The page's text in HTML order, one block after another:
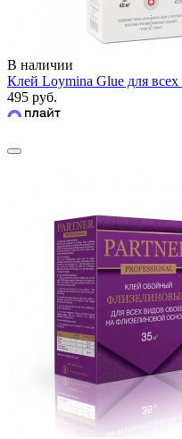
В наличии
Клей Loymina Glue для
495 руб.